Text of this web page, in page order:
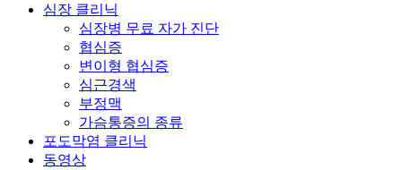
심장 클리닉
심장병 무료 자가 진단
협심증
변이형 협심증
심근경색
부정맥
가슴통증의 종류
포도막염 클리닉
동영상